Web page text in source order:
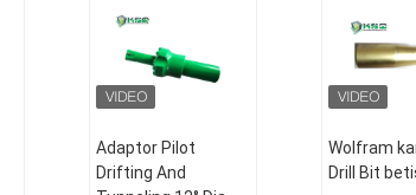
Adaptor Pilot
Drifting And
Wolfram
Drill Bit